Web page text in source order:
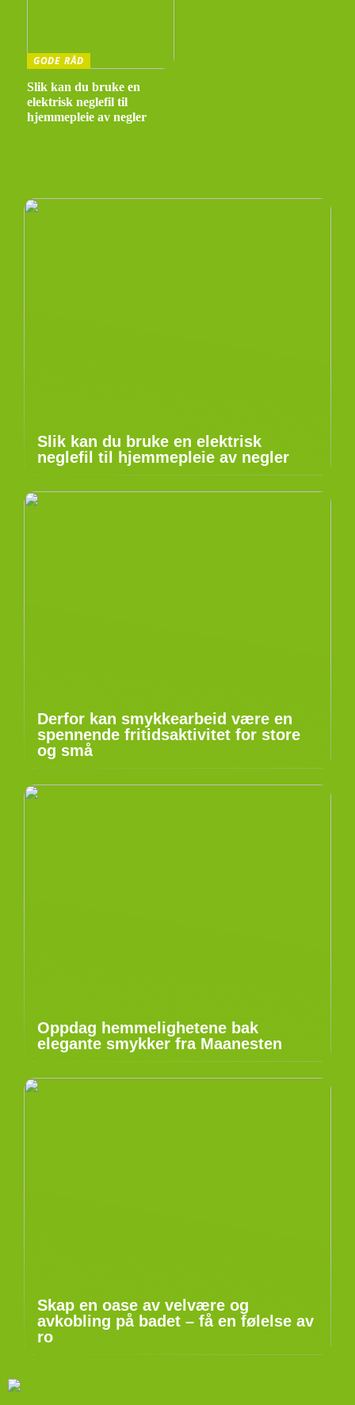
GODE RÅD
Slik kan du bruke en
elektrisk neglefil til
hjemmepleie av negler
Slik kan du bruke en elektrisk
neglefil til hjemmepleie av negler
Derfor kan smykkearbeid være en
spennende fritidsaktivitet for store
og små
Oppdag hemmelighetene bak
elegante smykker fra Maanesten
Skap en oase av velvære og
avkobling på badet – få en følelse av
ro